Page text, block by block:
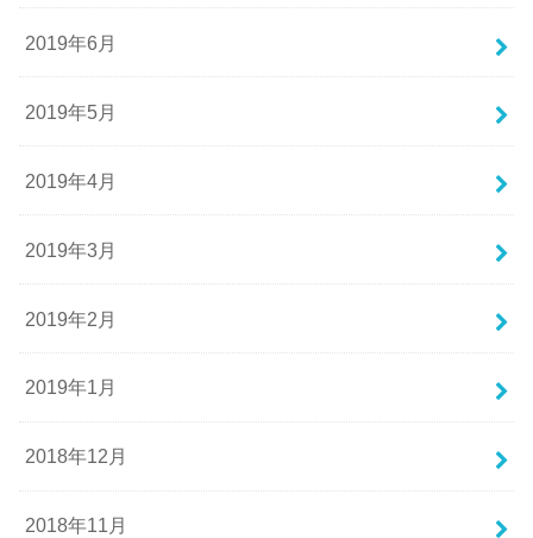
2019年6月
2019年5月
2019年4月
2019年3月
2019年2月
2019年1月
2018年12月
2018年11月